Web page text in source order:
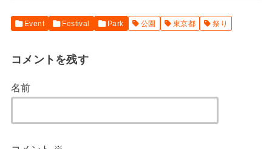
Event Festival Park 公園 東京都 祭り
コメントを残す
名前